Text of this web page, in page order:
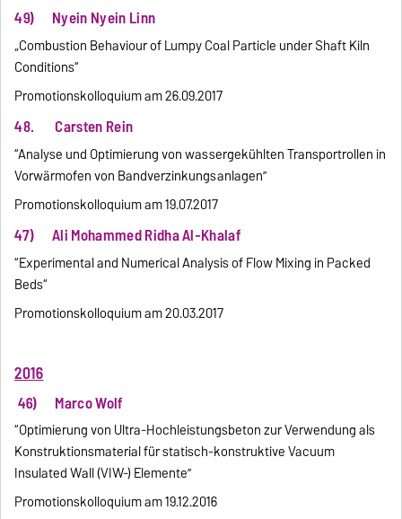
49) Nyein Nyein Linn
„Combustion Behaviour of Lumpy Coal Particle under Shaft Kiln
Conditions“
Promotionskolloquium am 26.09.2017
48. Carsten Rein
“Analyse und Optimierung von wassergekühlten Transportrollen in
Vorwärmofen von Bandverzinkungsanlagen”
Promotionskolloquium am 19.07.2017
47) Ali Mohammed Ridha Al-Khalaf
“Experimental and Numerical Analysis of Flow Mixing in Packed
Beds“
Promotionskolloquium am 20.03.2017
2016
46) Marco Wolf
“Optimierung von Ultra-Hochleistungsbeton zur Verwendung als
Konstruktionsmaterial für statisch-konstruktive Vacuum
Insulated Wall (VIW-) Elemente”
Promotionskolloquium am 19.12.2016